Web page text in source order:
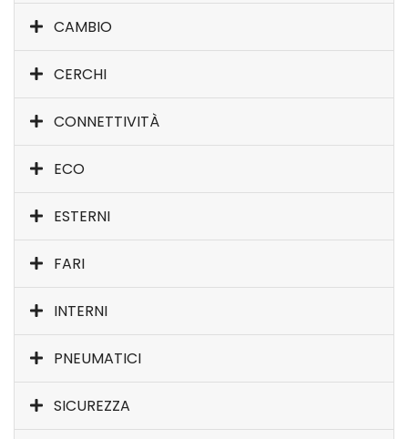
CAMBIO
CERCHI
CONNETTIVITÀ
ECO
ESTERNI
FARI
INTERNI
PNEUMATICI
SICUREZZA